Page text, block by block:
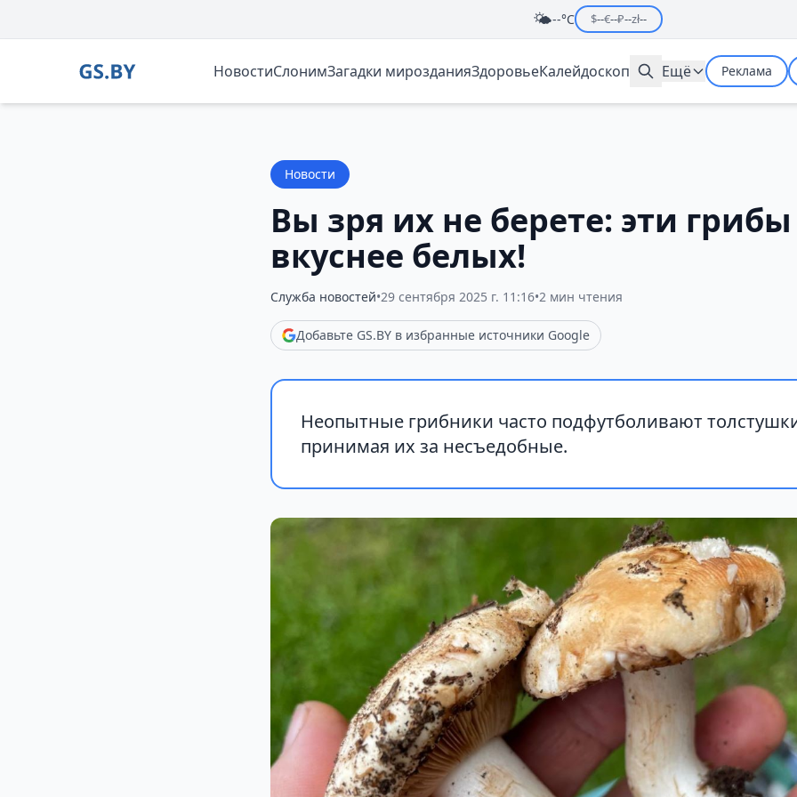
🌤️--°C $--€--₽--zł--
НовостиСлонимЗагадки мирозданияЗдоровьеКалейдоскоп Ещё Реклама
Новости
Вы зря их не берете: эти грибы
вкуснее белых!
Служба новостей•29 сентября 2025 г. 11:16•2 мин чтения
Добавьте GS.BY в избранные источники Google
Неопытные грибники часто подфутболивают
принимая их за несъедобные.